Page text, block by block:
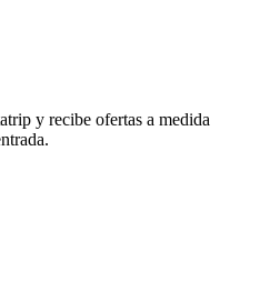
y recibe ofertas a medida